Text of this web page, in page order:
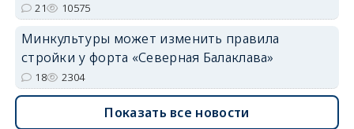
21 10575
Минкультуры может изменить правила
стройки у форта «Северная Балаклава»
18 2304
Показать все новости